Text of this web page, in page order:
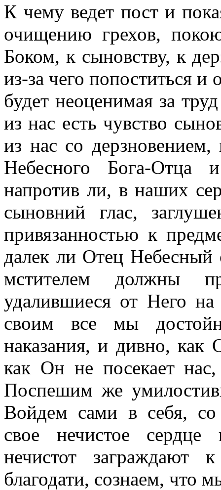
К чему ведет пост и
очищению грехов,
Боком, к сыновству, к
из-за чего попоститься и
будет неоценимая за
из нас есть чувство
из нас со
Небесного Бога-
напротив ли, в наших
сыновний глас,
привязанностью к
далек ли Отец
мстителем должны
удалившиеся от Него
своим все мы
наказания, и дивно, как
как Он не посекает
Поспешим же
Войдем сами в себя, со
свое нечистое
нечистот заграждают
благодати, сознаем, что